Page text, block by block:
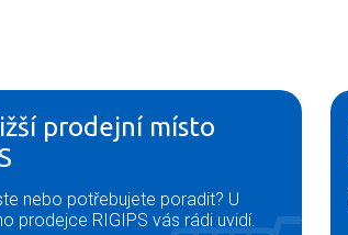
prodejní místo
nebo potřebujete poradit? U
prodejce RIGIPS vás rádi uvidí.